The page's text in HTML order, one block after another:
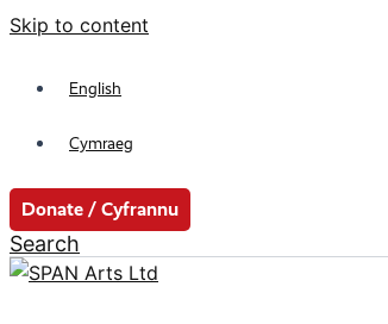
Skip to content
English
Cymraeg
Donate / Cyfrannu
Search